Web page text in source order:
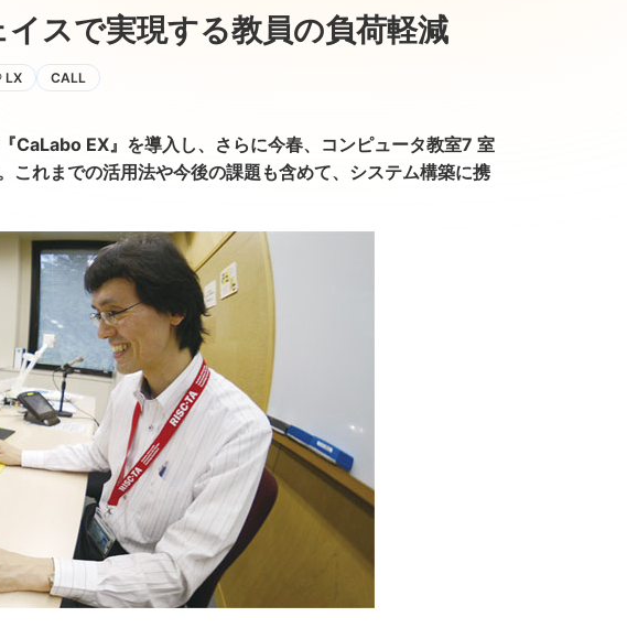
スで実現する教員の負荷軽減
LX CALL
CaLabo EX』を導入し、さらに今春、コンピュータ教室7 室
これまでの活用法や今後の課題も含めて、システム構築に携